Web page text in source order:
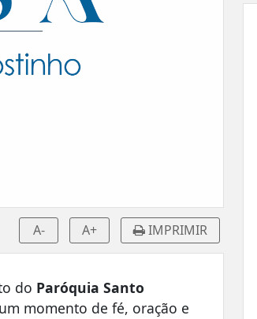
A- A+ IMPRIMIR
do Paróquia Santo
momento de fé, oração e